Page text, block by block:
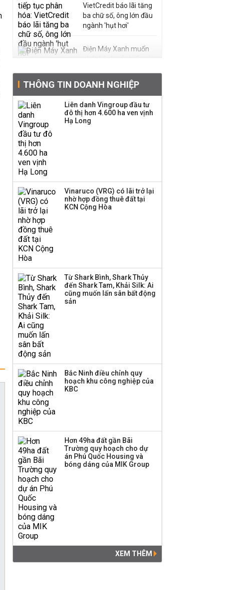
VietCredit báo lãi tăng
ba chữ số, ông lớn đầu
ngành 'hụt hơi'
Điện Máy Xanh muốn
phát hành cổ phiếu với
Sau nhịp điều chỉnh
mạnh, CTCK nhìn thấy
cơ hội ở nhóm cổ phiếu
thanh lý toàn bộ cửa
hàng
Công ty 100 tỷ của
Huấn Hoa Hồng bỗng
dưng ‘biến mất’, một
THÔNG TIN DOANH NGHIỆP
Liên danh Vingroup đầu tư
đô thị hơn 4.600 ha ven vịnh
Hạ Long
Vinaruco (VRG) có lãi trở lại
nhờ hợp đồng thuê đất tại
KCN Cộng Hòa
Từ Shark Bình, Shark Thủy
đến Shark Tam, Khải Silk: Ai
cũng muốn lấn sân bất động
sản
Bắc Ninh điều chỉnh quy
hoạch khu công nghiệp của
KBC
Hơn 49ha đất gần Bãi
Trường quy hoạch cho dự
án Phú Quốc Housing và
bóng dáng của MIK Group
XEM THÊM